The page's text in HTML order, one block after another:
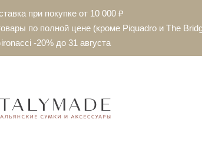
при покупке от 10 000 ₽
по полной цене (кроме Piquadro и The
-20% до 31 августа